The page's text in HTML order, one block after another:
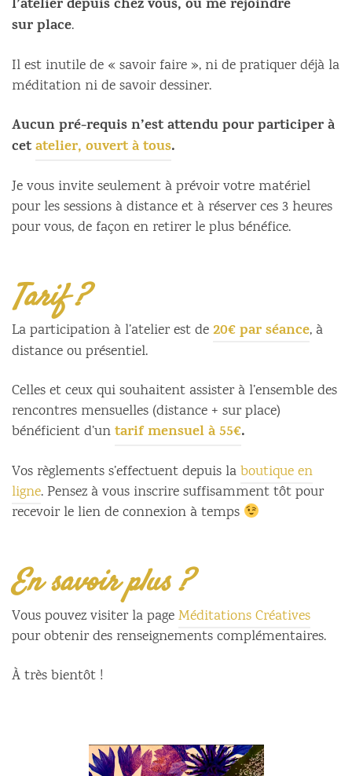
l’atelier depuis chez vous, ou me rejoindre
surplace.
Il est inutile de « savoir faire », ni de pratiquer déjà la
méditation ni de savoir dessiner.
Aucun pré-requis n’est attendu pour participer à
cetatelier, ouvert à tous.
Je vous invite seulement à prévoir votre matériel
pour les sessions à distance et à réserver ces 3 heures
pour vous, de façon en retirer le plus bénéfice.
Tarif ?
La participation à l’atelier est de20€ par séance, à
distance ou présentiel.
Celles et ceux qui souhaitent assister à l’ensemble des
rencontres mensuelles (distance + sur place)
bénéficient d’untarif mensuel à 55€.
Vos règlements s’effectuent depuis laboutique en
ligne. Pensez à vous inscrire suffisamment tôt pour
recevoir le lien de connexion à temps
En savoir plus ?
Vous pouvez visiter la pageMéditations Créatives
pour obtenir des renseignements complémentaires.
À très bientôt !